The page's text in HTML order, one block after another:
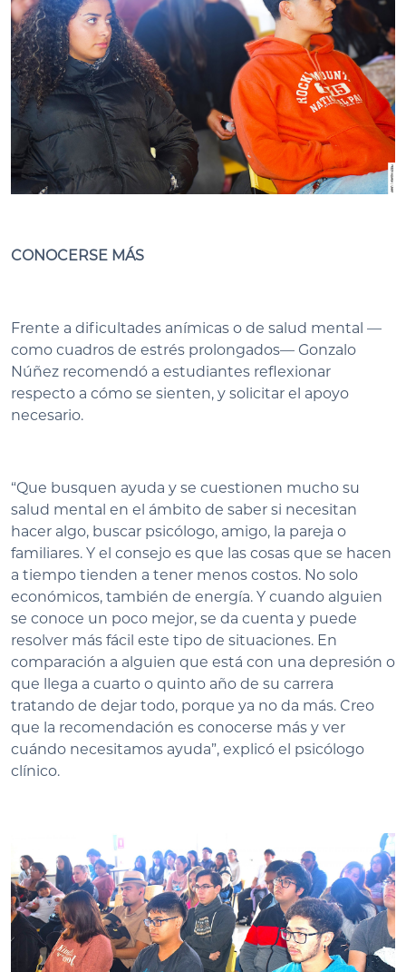
CONOCERSE MÁS
Frente a dificultades anímicas o de salud mental —
como cuadros de estrés prolongados— Gonzalo
Núñez recomendó a estudiantes reflexionar
respecto a cómo se sienten, y solicitar el apoyo
necesario.
“Que busquen ayuda y se cuestionen mucho su
salud mental en el ámbito de saber si necesitan
hacer algo, buscar psicólogo, amigo, la pareja o
familiares. Y el consejo es que las cosas que se hacen
a tiempo tienden a tener menos costos. No solo
económicos, también de energía. Y cuando alguien
se conoce un poco mejor, se da cuenta y puede
resolver más fácil este tipo de situaciones. En
comparación a alguien que está con una depresión o
que llega a cuarto o quinto año de su carrera
tratando de dejar todo, porque ya no da más. Creo
que la recomendación es conocerse más y ver
cuándo necesitamos ayuda”, explicó el psicólogo
clínico.